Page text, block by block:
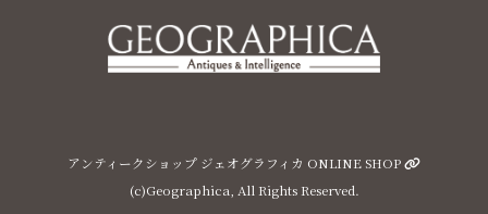
アンティークショップ ジェオグラフィカ ONLINE SHOP
(c)Geographica, All Rights Reserved.